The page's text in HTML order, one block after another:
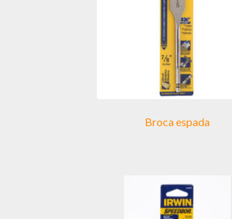
Broca espada